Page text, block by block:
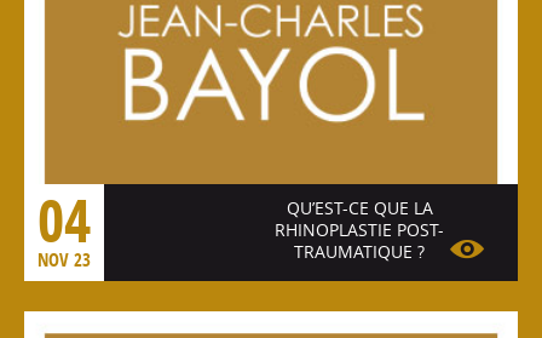
04
NOV 23
QU’EST-CE QUE LA
RHINOPLASTIE POST-
TRAUMATIQUE ?
Voir l'article